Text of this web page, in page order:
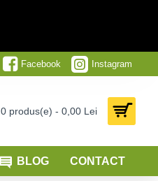
Facebook Instagram
0 produs(e) - 0,00 Lei
BLOG CONTACT